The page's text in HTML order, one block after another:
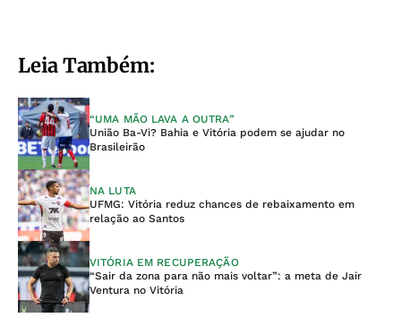
Leia Também:
“UMA MÃO LAVA A OUTRA”
União Ba-Vi? Bahia e Vitória podem se ajudar no
Brasileirão
NA LUTA
UFMG: Vitória reduz chances de rebaixamento em
relação ao Santos
VITÓRIA EM RECUPERAÇÃO
“Sair da zona para não mais voltar”: a meta de Jair
Ventura no Vitória